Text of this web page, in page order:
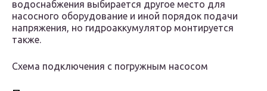
водоснабжения выбирается другое место для
насосного оборудование и иной порядок подачи
напряжения, но гидроаккумулятор монтируется
также.
Схема подключения с погружным насосом